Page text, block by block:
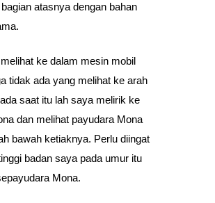
atasnya dengan bahan
ke dalam mesin mobil
tidak ada yang melihat ke arah
saat itu lah saya melirik ke
dan melihat payudara Mona
bawah ketiaknya. Perlu diingat
badan saya pada umur itu
Mona.